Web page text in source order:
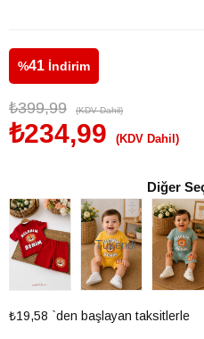
%41 İndirim
₺399,99 (KDV Dahil)
₺234,99 (KDV Dahil)
Diğer
Tükendi
₺19,58 `den başlayan taksitlerle